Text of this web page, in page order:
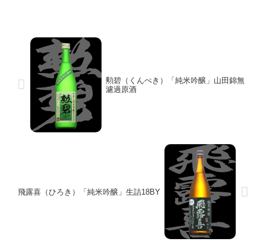
勲碧（くんぺき）「純米吟醸」山田錦無
濾過原酒
飛露喜（ひろき）「純米吟醸」生詰18BY